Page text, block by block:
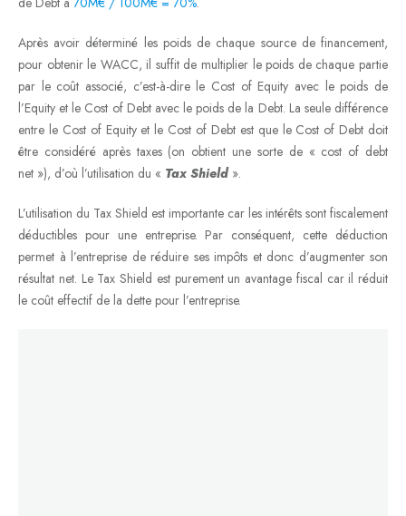
Après avoir déterminé les poids de chaque source de financement,
pour obtenir le WACC, il suffit de multiplier le poids de chaque partie
par le coût associé, c’est-à-dire le Cost of Equity avec le poids de
l’Equity et le Cost of Debt avec le poids de la Debt. La seule différence
entre le Cost of Equity et le Cost of Debt est que le Cost of Debt doit
être considéré après taxes (on obtient une sorte de « cost of debt
net »), d’où l’utilisation du « Tax Shield».
L’utilisation du Tax Shield est importante car les intérêts sont fiscalement
déductibles pour une entreprise. Par conséquent, cette déduction
permet à l’entreprise de réduire ses impôts et donc d’augmenter son
résultat net. Le Tax Shield est purement un avantage fiscal car il réduit
le coût effectif de la dette pour l’entreprise.